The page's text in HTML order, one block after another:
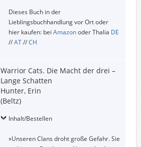
Dieses Buch in der
Lieblingsbuchhandlung vor Ort oder
hier kaufen: bei Amazonoder Thalia DE
//AT//CH
Warrior Cats. Die Macht der drei –
Lange Schatten
Hunter, Erin
(Beltz)
Inhalt/Bestellen
»Unseren Clans droht große Gefahr. Sie